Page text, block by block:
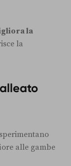
la
la
alle gambe